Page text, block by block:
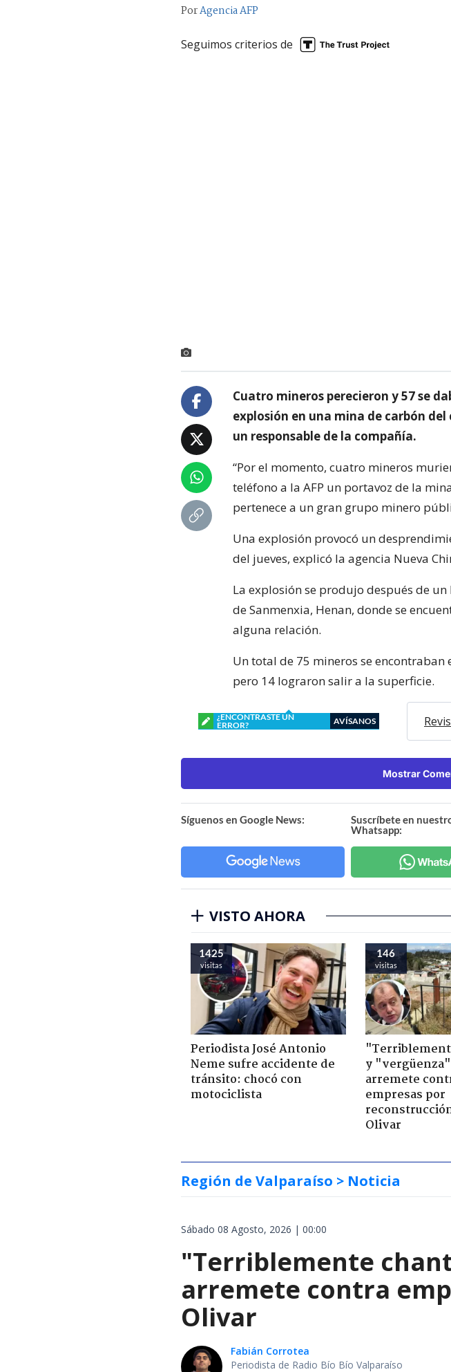
PorAgencia AFP
Seguimos criterios de
Cuatro mineros perecieron y 57 se
explosión en una mina de carbón
un responsable de la compañía.
“Por el momento, cuatro mineros
teléfono a la AFP un portavoz de la
pertenece a un gran grupo minero
Una explosión provocó un
del jueves, explicó la agencia Nueva
La explosión se produjo después de
de Sanmenxia, Henan, donde se
alguna relación.
Un total de 75 mineros se
pero 14 lograron salir a la superficie.
¿ENCONTRASTE UN
ERROR?
AVÍSANOS
Mostrar
Síguenos en Google News:
Suscríbete en
Whatsapp:
VISTO AHORA
1425
visitas
Periodista José Antonio
Neme sufre accidente de
tránsito: chocó con
motociclista
146
visitas
y
arremete
empresas por
Olivar
Región de Valparaíso > Noticia
Sábado 08 Agosto, 2026 | 00:00
"Terriblemente
arremete contra
Olivar
Fabián Corrotea
Periodista de Radio Bío Bío Valparaíso